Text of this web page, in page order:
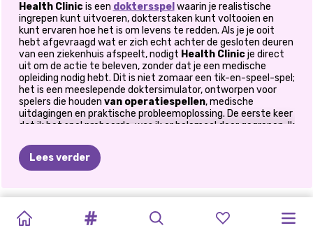
Health Clinicis een doktersspel waarin je realistische
ingrepen kunt uitvoeren, dokterstaken kunt voltooien en
kunt ervaren hoe het is om levens te redden. Als je je ooit
hebt afgevraagd wat er zich echt achter de gesloten deuren
van een ziekenhuis afspeelt, nodigt Health Clinicje direct
uit om de actie te beleven, zonder dat je een medische
opleiding nodig hebt. Dit is niet zomaar een tik-en-speel-spel;
het is een meeslepende doktersimulator, ontworpen voor
spelers die houden van operatiespellen, medische
uitdagingen en praktische probleemoplossing. De eerste keer
dat ik het spel probeerde, was ik er helemaal door gegrepen. Ik
de symptomen en stapte direct een mini-operatie in. Opeens
begreep ik waarom doktersimulatorspellen zo verslavend
zijn. Je wisselt constant tussen taken, stelt diagnoses en
spannend en verrassend leerzaam.
💉 Stap in de realistische wereld van
Lees verder
BEAUTY
SIMULATOR:
BEAUTY
BABY
HAZEL
SIMULATOR
DARLING
ASMR-
NAGELBEHANDELING